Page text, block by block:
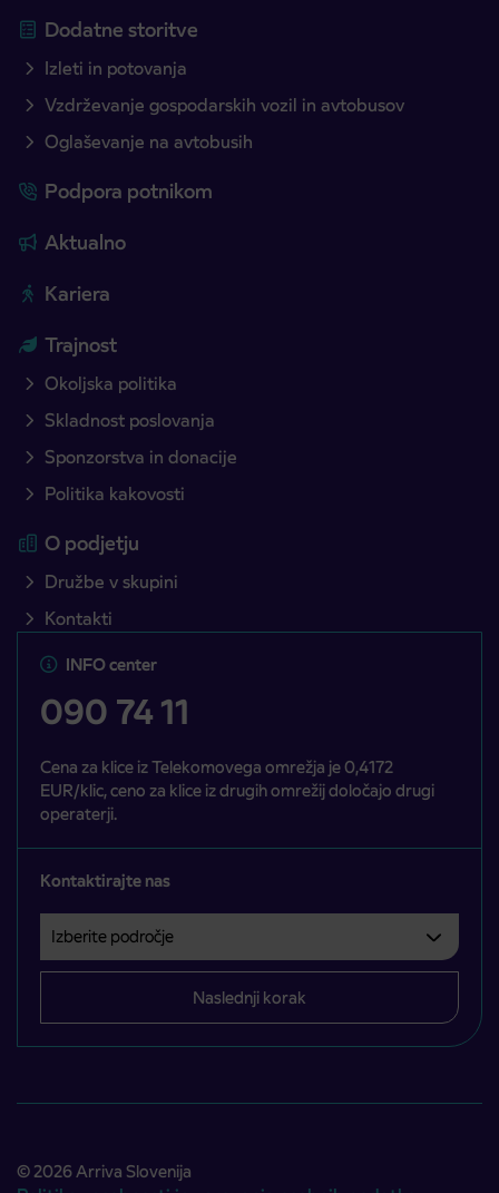
Dodatne storitve
Izleti in potovanja
Vzdrževanje gospodarskih vozil in avtobusov
Oglaševanje na avtobusih
Podpora potnikom
Aktualno
Kariera
Trajnost
Okoljska politika
Skladnost poslovanja
Sponzorstva in donacije
Politika kakovosti
O podjetju
Družbe v skupini
Kontakti
INFO center
090 74 11
Cena za klice iz Telekomovega omrežja je 0,4172
EUR/klic, ceno za klice iz drugih omrežij določajo drugi
operaterji.
Kontaktirajte nas
Izberite področje
Področje je obvezno izbrati.
Naslednji korak
© 2026 Arriva Slovenija